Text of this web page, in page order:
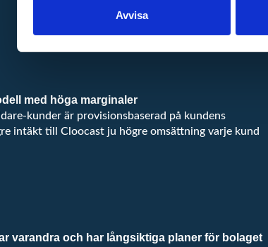
Avvisa
med höga marginaler
kunder är provisionsbaserad på kundens
intäkt till Cloocast ju högre omsättning varje kund
varandra och har långsiktiga planer för bolaget